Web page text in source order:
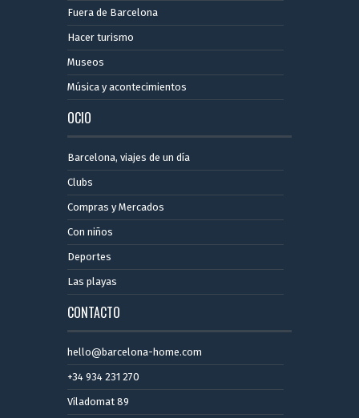
Fuera de Barcelona
Hacer turismo
Museos
Música y acontecimientos
OCIO
Barcelona, ​​viajes de un día
Clubs
Compras y Mercados
Con niños
Deportes
Las playas
CONTACTO
hello@barcelona-home.com
+34 934 231 270
Viladomat 89